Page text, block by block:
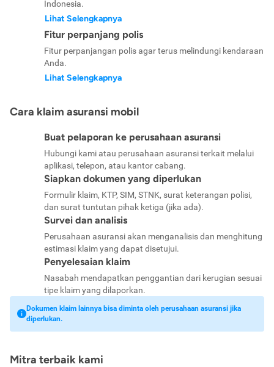
Indonesia.
Lihat Selengkapnya
Fitur perpanjang polis
Fitur perpanjangan polis agar terus melindungi kendaraan
Anda.
Lihat Selengkapnya
Cara klaim asuransi mobil
Buat pelaporan ke perusahaan asuransi
Hubungi kami atau perusahaan asuransi terkait melalui
aplikasi, telepon, atau kantor cabang.
Siapkan dokumen yang diperlukan
Formulir klaim, KTP, SIM, STNK, surat keterangan polisi,
dan surat tuntutan pihak ketiga (jika ada).
Survei dan analisis
Perusahaan asuransi akan menganalisis dan menghitung
estimasi klaim yang dapat disetujui.
Penyelesaian klaim
Nasabah mendapatkan penggantian dari kerugian sesuai
tipe klaim yang dilaporkan.
Dokumen klaim lainnya bisa diminta oleh perusahaan asuransi jika
diperlukan.
Mitra terbaik kami